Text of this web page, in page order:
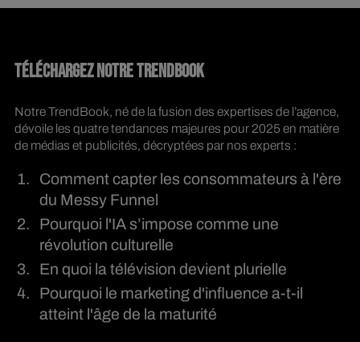
TÉLÉCHARGEZ NOTRE TRENDBOOK
Notre TrendBook, né de la fusion des expertises de l’agence,
dévoile les quatre tendances majeures pour 2025 en matière
de médias et publicités, décryptées par nos experts :
Comment capter les consommateurs à l'ère
du Messy Funnel
Pourquoi l'IA s’impose comme une
révolution culturelle
En quoi la télévision devient plurielle
Pourquoi le marketing d'influence a-t-il
atteint l'âge de la maturité